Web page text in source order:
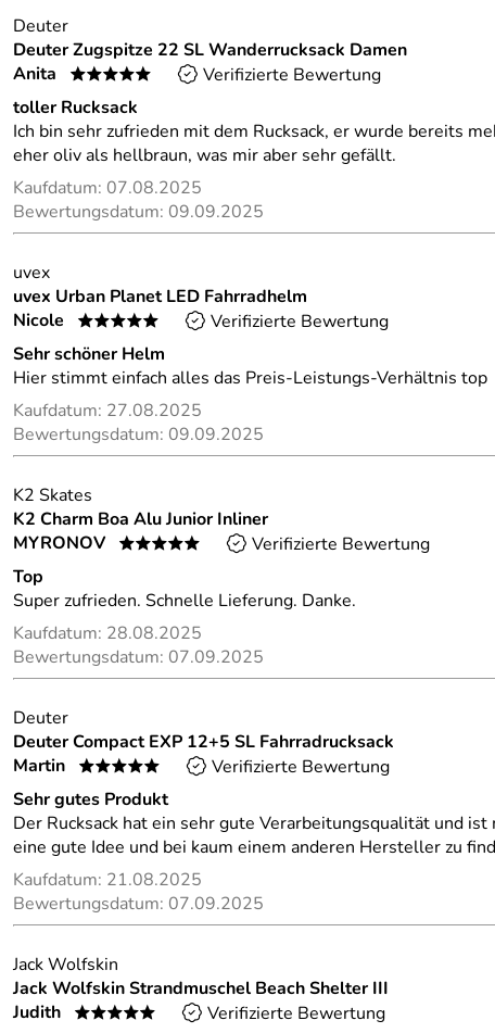
Deuter
Deuter Zugspitze 22 SL Wanderrucksack Damen
Anita
*****
Verifizierte Bewertung
toller Rucksack
Ich bin sehr zufrieden mit dem Rucksack, er wurde bereits
eher oliv als hellbraun, was mir aber sehr gefällt.
Kaufdatum: 07.08.2025
Bewertungsdatum: 09.09.2025
uvex
uvex Urban Planet LED Fahrradhelm
Nicole
*****
Verifizierte Bewertung
Sehr schöner Helm
Hier stimmt einfach alles das Preis-Leistungs-Verhältnis top
Kaufdatum: 27.08.2025
Bewertungsdatum: 09.09.2025
K2 Skates
K2 Charm Boa Alu Junior Inliner
MYRONOV
*****
Verifizierte Bewertung
Top
Super zufrieden. Schnelle Lieferung. Danke.
Kaufdatum: 28.08.2025
Bewertungsdatum: 07.09.2025
Deuter
Deuter Compact EXP 12+5 SL Fahrradrucksack
Martin
*****
Verifizierte Bewertung
Sehr gutes Produkt
Der Rucksack hat ein sehr gute Verarbeitungsqualität und
eine gute Idee und bei kaum einem anderen Hersteller zu
Kaufdatum: 21.08.2025
Bewertungsdatum: 07.09.2025
Jack Wolfskin
Jack Wolfskin Strandmuschel Beach Shelter III
Judith
*****
Verifizierte Bewertung